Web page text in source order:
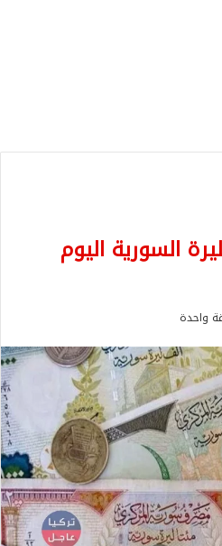
السورية اليوم
واحدة